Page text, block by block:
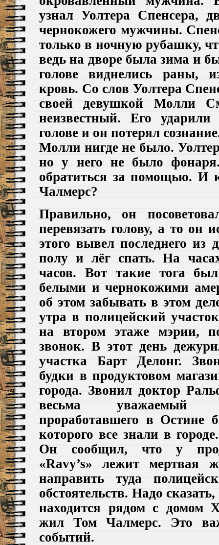
узнал Уолтера Спенсера,
чернокожего мужчины.
только в ночную рубашку,
ведь на дворе была зима и
голове виднелись раны,
кровь. Со слов Уолтера
своей девушкой Молли
неизвестный. Его
голове и он потерял
Молли нигде не было.
но у него не было
обратиться за помощью. И
Чалмерс?
Правильно, он
перевязать голову, а то он
этого вывел последнего из
полу и лёг спать. На
часов. Вот такие тога
белыми и чернокожими
об этом забывать в этом
утра в полицейский
на втором этаже мэрии,
звонок. В этот день
участка Барт Делонг.
будки в продуктовом
города. Звонил доктор
весьма уважаемый
проработавшего в Остине
которого все знали в
Он сообщил, что у
«Ravy’s» лежит мертвая
направить туда
обстоятельств. Надо
находится рядом с домом
жил Том Чалмерс. Это
событий.